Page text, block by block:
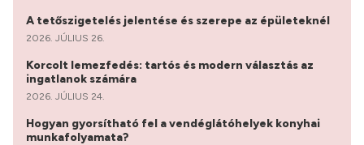
A tetőszigetelés jelentése és szerepe az épületeknél
2026. JÚLIUS 26.
Korcolt lemezfedés: tartós és modern választás az
ingatlanok számára
2026. JÚLIUS 24.
Hogyan gyorsítható fel a vendéglátóhelyek konyhai
munkafolyamata?